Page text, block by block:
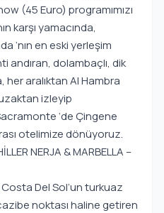
(45 Euro) programımızı
karşı yamacında,
‘nın en eski yerleşim
andıran, dolambaçlı, dik
her aralıktan Al Hambra
uzaktan izleyip
‘de Çingene
otelimize dönüyoruz.
NERJA & MARBELLA –
Del Sol’un turkuaz
noktası haline getiren